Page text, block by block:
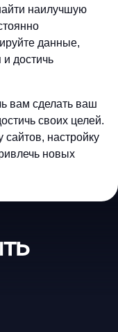
наилучшую
данные,
достичь
вам сделать ваш
своих целей.
настройку
новых